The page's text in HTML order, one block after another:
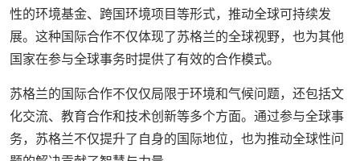
性的环境基金、跨国环境项目等形式，推动全球可持续发
展。这种国际合作不仅体现了苏格兰的全球视野，也为其他
国家在参与全球事务时提供了有效的合作模式。
苏格兰的国际合作不仅仅局限于环境和气候问题，还包括文
化交流、教育合作和技术创新等多个方面。通过参与全球事
务，苏格兰不仅提升了自身的国际地位，也为推动全球性问